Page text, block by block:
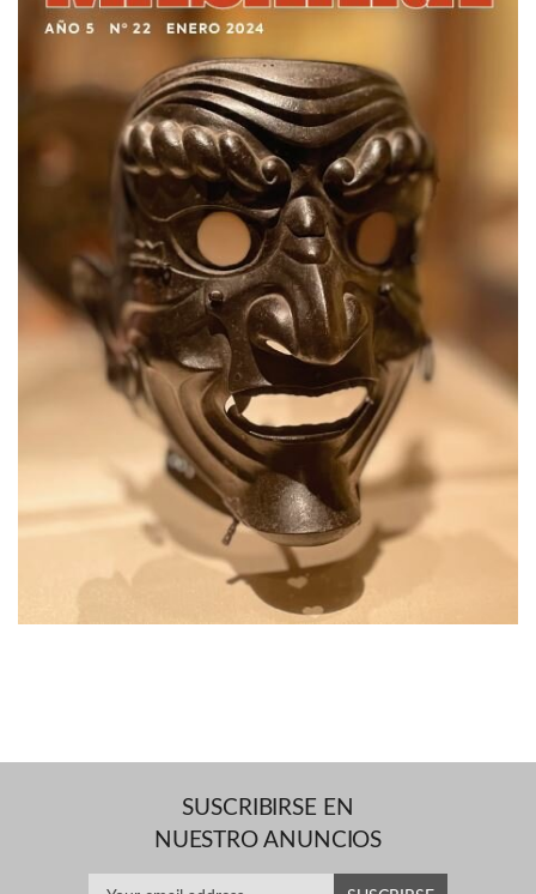
SUSCRIBIRSE EN
NUESTRO ANUNCIOS